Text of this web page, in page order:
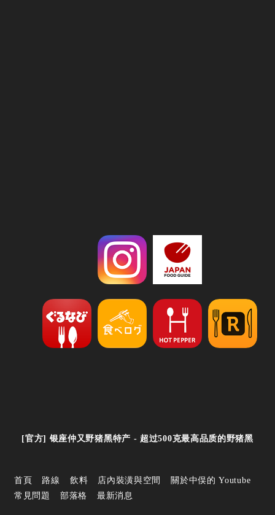
[官方] 银座仲又野猪黑特产 - 超过500克最高品质的野猪黑
首頁 路線 飲料 店內裝潢與空間
關於中俣的 Youtube
常見問題
部落格 最新消息